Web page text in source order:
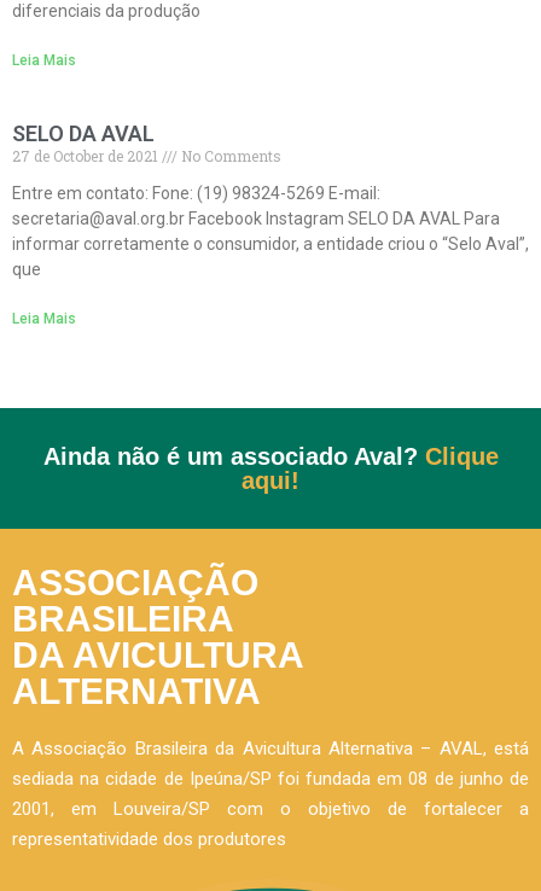
diferenciais da produção
Leia Mais
SELO DA AVAL
27 de October de 2021
No Comments
Entre em contato: Fone: (19) 98324-5269 E-mail:
secretaria@aval.org.br Facebook Instagram SELO DA AVAL Para
informar corretamente o consumidor, a entidade criou o “Selo Aval”,
que
Leia Mais
Ainda não é um associado Aval? Clique
aqui!
ASSOCIAÇÃO
BRASILEIRA
DA AVICULTURA
ALTERNATIVA
A Associação Brasileira da Avicultura Alternativa – AVAL, está
sediada na cidade de Ipeúna/SP foi fundada em 08 de junho de
2001, em Louveira/SP com o objetivo de fortalecer a
representatividade dos produtores